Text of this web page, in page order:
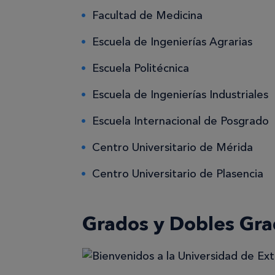
Facultad de Medicina
Escuela de Ingenierías Agrarias
Escuela Politécnica
Escuela de Ingenierías Industriales
Escuela Internacional de Posgrado
Centro Universitario de Mérida
Centro Universitario de Plasencia
Grados y Dobles